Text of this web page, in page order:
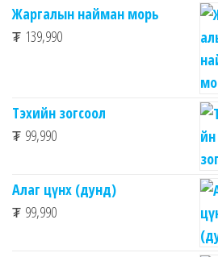
Жаргалын найман морь
₮ 139,990
Тэхийн зогсоол
₮ 99,990
Алаг цүнх (дунд)
₮ 99,990